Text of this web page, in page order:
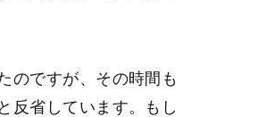
のですが、その時間も
反省しています。もし